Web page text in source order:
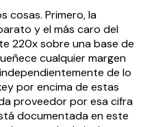
cosas. Primero, la
y el más caro del
220x sobre una base de
cualquier margen
de lo
por encima de estas
proveedor por esa cifra
documentada en este